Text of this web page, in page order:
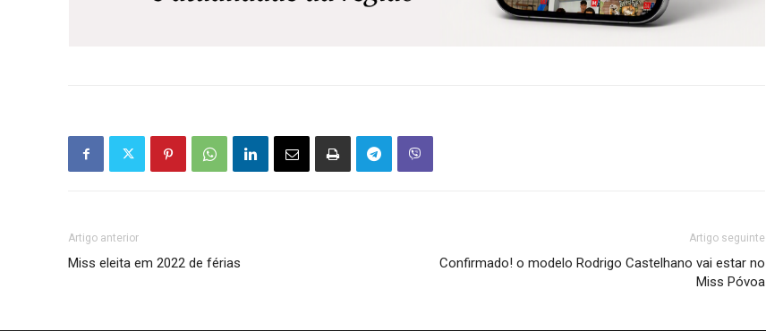
Artigo anterior
Miss eleita em 2022 de férias
Artigo seguinte
Confirmado! o modelo Rodrigo Castelhano vai estar no
Miss Póvoa